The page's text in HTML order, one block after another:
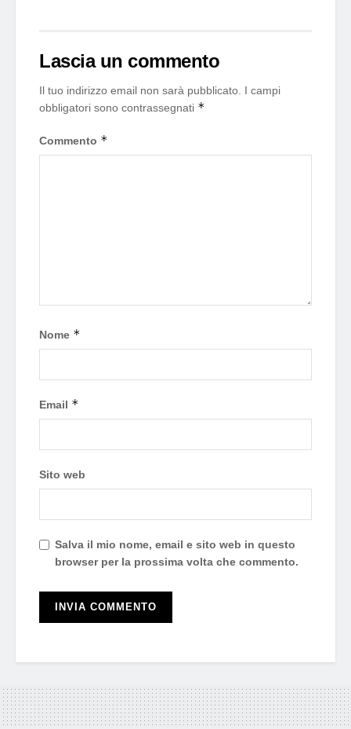
Lascia un commento
Il tuo indirizzo email non sarà pubblicato. I campi
obbligatori sono contrassegnati *
Commento *
Nome *
Email *
Sito web
Salva il mio nome, email e sito web in questo
browser per la prossima volta che commento.